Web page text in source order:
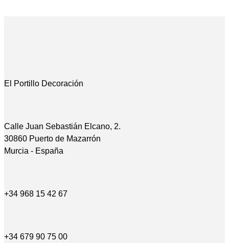
El Portillo Decoración
Calle Juan Sebastián Elcano, 2.
30860 Puerto de Mazarrón
Murcia - España
+34 968 15 42 67
+34 679 90 75 00